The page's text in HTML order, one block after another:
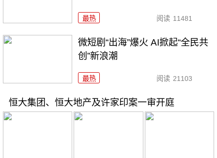
最热 阅读 11481
微短剧“出海”爆火 AI掀起“全民共
创”新浪潮
最热 阅读 21103
恒大集团、恒大地产及许家印案一审开庭